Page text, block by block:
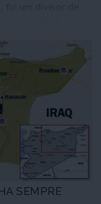
conversa frente
de
o Grande
num beco
do Imã Ali.
SEMPRE